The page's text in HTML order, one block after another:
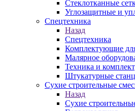
Стеклотканные
Углозащитные и
Спецтехника
Назад
Спецтехника
Комплектующие
Малярное
Техника и
Штукатурные
Сухие строительные
Назад
Сухие